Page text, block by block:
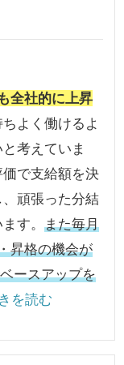
全社的に上昇
よく働けるよ
考えていま
で支給額を決
頑張った分結
す。また毎月
昇格の機会が
ースアップを
を読む